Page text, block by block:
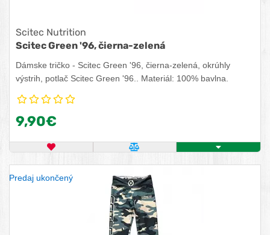
Scitec Nutrition
Scitec Green '96, čierna-zelená
Dámske tričko - Scitec Green '96, čierna-zelená, okrúhly
výstrih, potlač Scitec Green '96.. Materiál: 100% bavlna.
9,90€
OBĽÚBENÝ PRODUKTPOROVNAŤ PRODUKTZISTITE VIAC
Predaj ukončený